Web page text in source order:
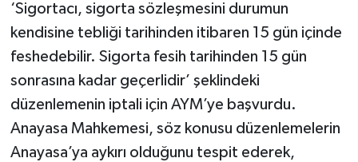
‘Sigortacı, sigorta sözleşmesini durumun
kendisine tebliği tarihinden itibaren 15 gün içinde
feshedebilir. Sigorta fesih tarihinden 15 gün
sonrasına kadar geçerlidir’ şeklindeki
düzenlemenin iptali için AYM’ye başvurdu.
Anayasa Mahkemesi, söz konusu düzenlemelerin
Anayasa’ya aykırı olduğunu tespit ederek,